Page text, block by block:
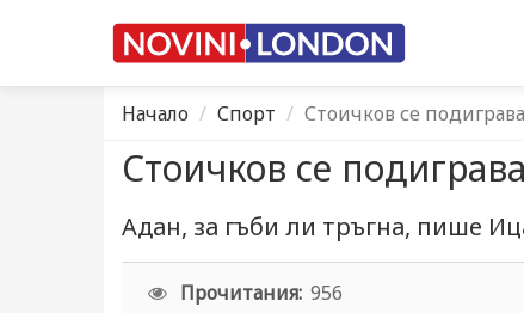
Начало Спорт Стоичков се
Стоичков се
Адан, за гъби ли тръгна, пише
Прочитания: 956